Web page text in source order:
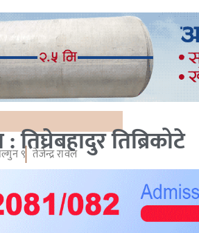
तिघ्रेबहादुर तिब्रिकोटे
९ तेजेन्द्र रावल